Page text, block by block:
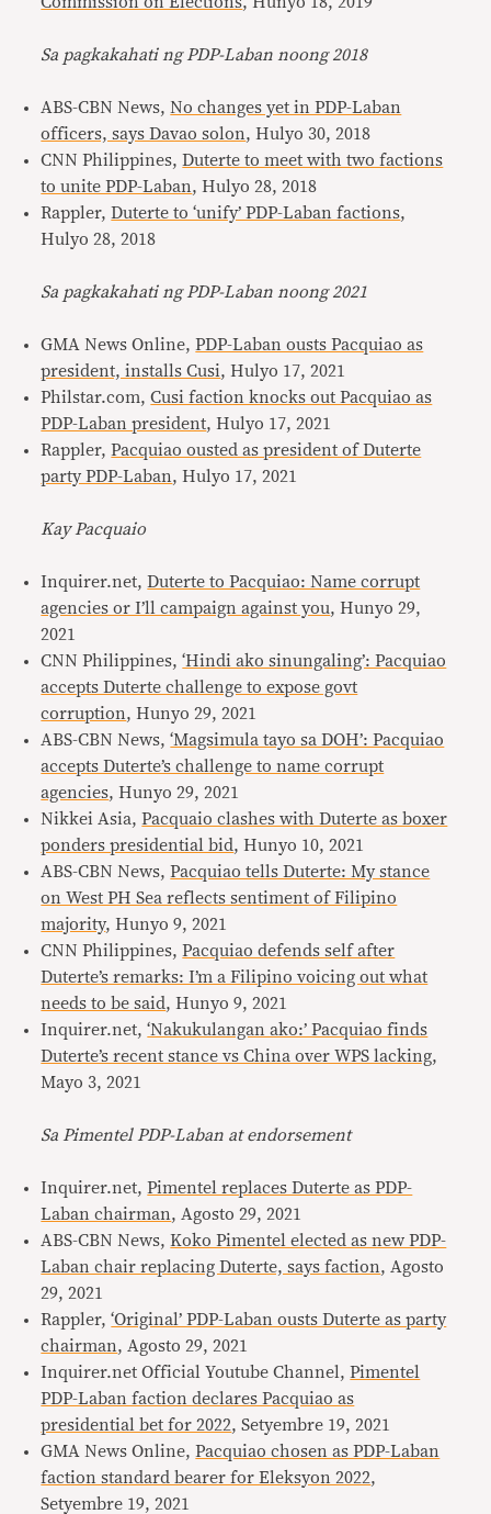
Sa pagkakahati ng PDP-Laban noong 2018
ABS-CBN News,No changes yet in PDP-Laban
officers, says Davao solon, Hulyo 30, 2018
CNN Philippines,Duterte to meet with two factions
to unite PDP-Laban, Hulyo 28, 2018
Rappler,Duterte to ‘unify’ PDP-Laban factions,
Hulyo 28, 2018
Sa pagkakahati ng PDP-Laban noong 2021
GMA News Online,PDP-Laban ousts Pacquiao as
president, installs Cusi, Hulyo 17, 2021
Philstar.com,Cusi faction knocks out Pacquiao as
PDP-Laban president, Hulyo 17, 2021
Rappler,Pacquiao ousted as president of Duterte
party PDP-Laban, Hulyo 17, 2021
Kay Pacquaio
Inquirer.net,Duterte to Pacquiao: Name corrupt
agencies or I’ll campaign against you, Hunyo 29,
2021
CNN Philippines,‘Hindi ako sinungaling’: Pacquiao
accepts Duterte challenge to expose govt
corruption, Hunyo 29, 2021
ABS-CBN News,‘Magsimula tayo sa DOH’: Pacquiao
accepts Duterte’s challenge to name corrupt
agencies, Hunyo 29, 2021
Nikkei Asia,Pacquaio clashes with Duterte as boxer
ponders presidential bid, Hunyo 10, 2021
ABS-CBN News,Pacquiao tells Duterte: My stance
on West PH Sea reflects sentiment of Filipino
majority, Hunyo 9, 2021
CNN Philippines,Pacquiao defends self after
Duterte’s remarks: I’m a Filipino voicing out what
needs to be said, Hunyo 9, 2021
Inquirer.net,‘Nakukulangan ako:’ Pacquiao finds
Duterte’s recent stance vs China over WPS lacking,
Mayo 3, 2021
Sa Pimentel PDP-Laban at endorsement
Inquirer.net,Pimentel replaces Duterte as PDP-
Laban chairman, Agosto 29, 2021
ABS-CBN News,Koko Pimentel elected as new PDP-
Laban chair replacing Duterte, says faction, Agosto
29, 2021
Rappler,‘Original’ PDP-Laban ousts Duterte as party
chairman, Agosto 29, 2021
Inquirer.net Official Youtube Channel,Pimentel
PDP-Laban faction declares Pacquiao as
presidential bet for 2022, Setyembre 19, 2021
GMA News Online,Pacquiao chosen as PDP-Laban
faction standard bearer for Eleksyon 2022,
Setyembre 19, 2021